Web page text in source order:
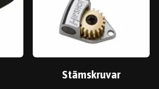
Stämskruvar